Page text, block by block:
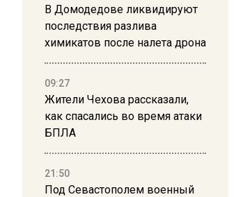
В Домодедове ликвидируют
последствия разлива
химикатов после налета дрона
09:27
Жители Чехова рассказали,
как спасались во время атаки
БПЛА
21:50
Под Севастополем военный